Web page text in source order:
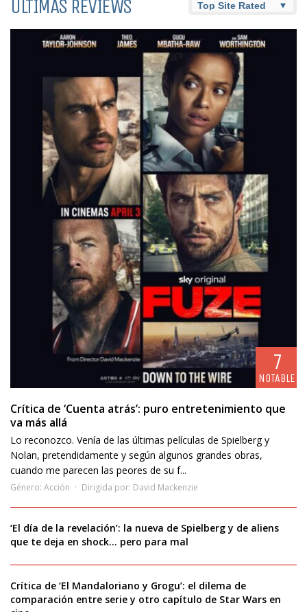
ÚLTIMAS REVIEWS
7
NOTABLE
Crítica de ‘Cuenta atrás’: puro entretenimiento que
va más allá
Lo reconozco. Venía de las últimas películas de Spielberg y
Nolan, pretendidamente y según algunos grandes obras,
cuando me parecen las peores de su f...
Género: Acción Dirigida por: David Mackenzie
‘El día de la revelación’: la nueva de Spielberg y de aliens
que te deja en shock… pero para mal
Crítica de ‘El Mandaloriano y Grogu’: el dilema de
comparación entre serie y otro capítulo de Star Wars en